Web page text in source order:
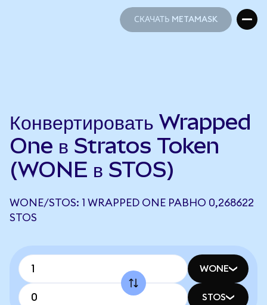
СКАЧАТЬ METAMASK
Конвертировать Wrapped
One в Stratos Token
(WONE в STOS)
WONE/STOS: 1 WRAPPED ONE РАВНО 0,268622
STOS
WONE
STOS